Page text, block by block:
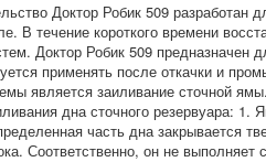
Доктор Робик 509 разработан
В течение короткого времени
Доктор Робик 509 предназначен
применять после откачки и
является заиливание сточной
дна сточного резервуара: 1.
часть дна закрывается
Соответственно, он не выполняет